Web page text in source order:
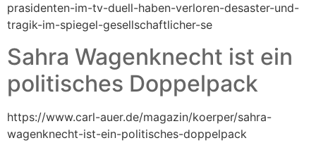
prasidenten-im-tv-duell-haben-verloren-desaster-und-
tragik-im-spiegel-gesellschaftlicher-se
Sahra Wagenknecht ist ein
politisches Doppelpack
https://www.carl-auer.de/magazin/koerper/sahra-
wagenknecht-ist-ein-politisches-doppelpack